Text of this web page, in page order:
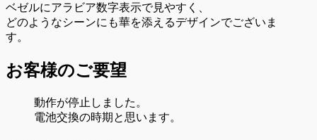
ベゼルにアラビア数字表示で見やすく、
どのようなシーンにも華を添えるデザインでございま
す。
お客様のご要望
動作が停止しました。
電池交換の時期と思います。